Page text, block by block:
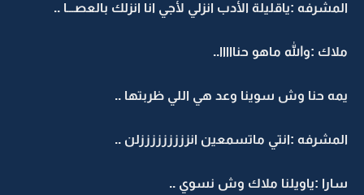
المشرفه :ياقليلة الأدب انزلي لأجي انا انزلك بالعصـــا ..
ملاك :والله ماهو حنااااا..
يمه حنا وش سوينا وعد هي اللي ظربتها ..
المشرفه :انتي ماتسمعين انزززززززززلن ..
سارا :ياويلنا ملاك وش نسوي ..